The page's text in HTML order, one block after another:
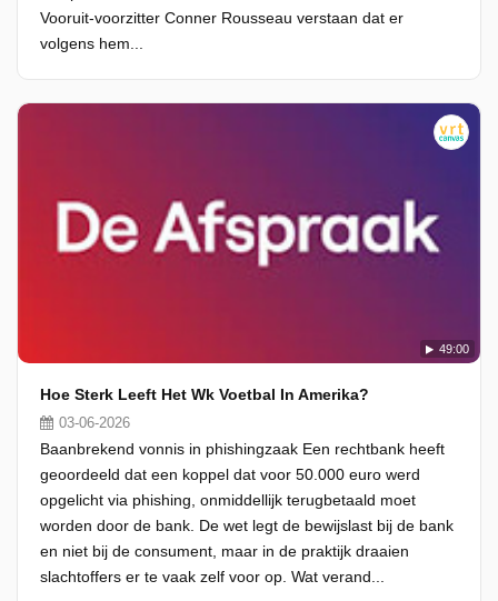
Vooruit-voorzitter Conner Rousseau verstaan dat er
volgens hem...
49:00
Hoe Sterk Leeft Het Wk Voetbal In Amerika?
03-06-2026
Baanbrekend vonnis in phishingzaak Een rechtbank heeft
geoordeeld dat een koppel dat voor 50.000 euro werd
opgelicht via phishing, onmiddellijk terugbetaald moet
worden door de bank. De wet legt de bewijslast bij de bank
en niet bij de consument, maar in de praktijk draaien
slachtoffers er te vaak zelf voor op. Wat verand...